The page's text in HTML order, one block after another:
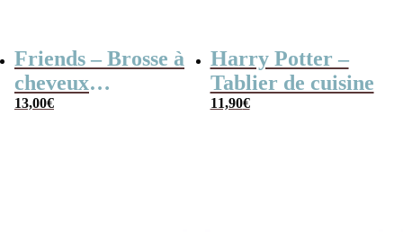
Friends – Brosse à
cheveux
démêlante dinde
13,00€
Harry Potter –
Tablier de cuisine
11,90€